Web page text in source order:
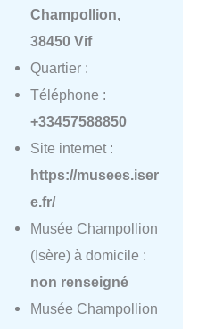
Champollion,
38450 Vif
Quartier :
Téléphone :
+33457588850
Site internet :
https://musees.iser
e.fr/
Musée Champollion
(Isère) à domicile :
non renseigné
Musée Champollion